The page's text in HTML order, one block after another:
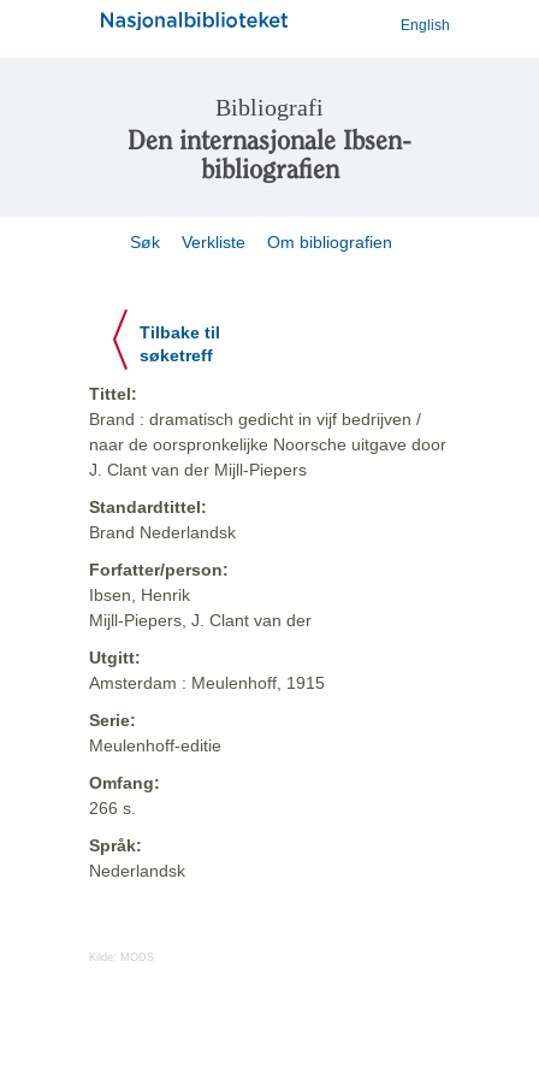
English
Bibliografi
Den internasjonale Ibsen-
bibliografien
Søk Verkliste Om bibliografien
Tilbake til
søketreff
Tittel:
Brand : dramatisch gedicht in vijf bedrijven /
naar de oorspronkelijke Noorsche uitgave door
J. Clant van der Mijll-Piepers
Standardtittel:
Brand Nederlandsk
Forfatter/person:
Ibsen, Henrik
Mijll-Piepers, J. Clant van der
Utgitt:
Amsterdam : Meulenhoff, 1915
Serie:
Meulenhoff-editie
Omfang:
266 s.
Språk:
Nederlandsk
Kilde: MODS